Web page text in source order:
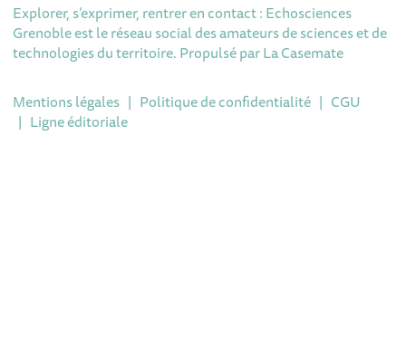
Explorer, s’exprimer, rentrer en contact : Echosciences
Grenoble est le réseau social des amateurs de sciences et de
technologies du territoire. Propulsé parLa Casemate
Mentions légales | Politique de confidentialité | CGU
| Ligne éditoriale